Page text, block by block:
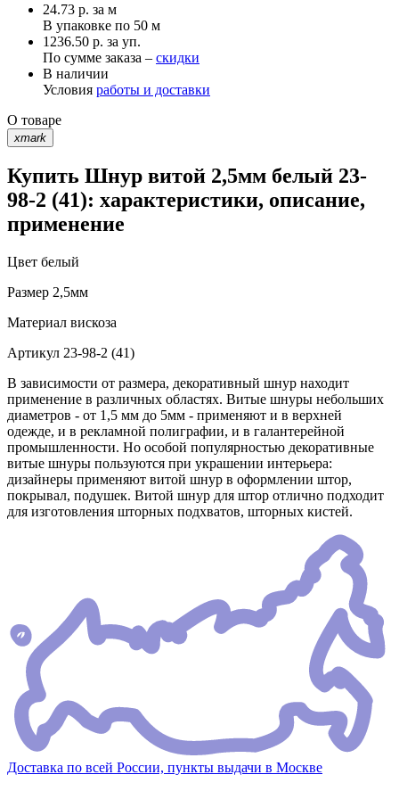
24.73 р. за м
В упаковке по 50 м
1236.50 р. за уп.
По сумме заказа – скидки
В наличии
Условия работы и доставки
О товаре
xmark
Купить Шнур витой 2,5мм белый 23-
98-2 (41): характеристики, описание,
применение
Цвет белый
Размер 2,5мм
Материал вискоза
Артикул 23-98-2 (41)
В зависимости от размера, декоративный шнур находит
применение в различных областях. Витые шнуры небольших
диаметров - от 1,5 мм до 5мм - применяют и в верхней
одежде, и в рекламной полиграфии, и в галантерейной
промышленности. Но особой популярностью декоративные
витые шнуры пользуются при украшении интерьера:
дизайнеры применяют витой шнур в оформлении штор,
покрывал, подушек. Витой шнур для штор отлично подходит
для изготовления шторных подхватов, шторных кистей.
Доставка по всей России, пункты выдачи в Москве